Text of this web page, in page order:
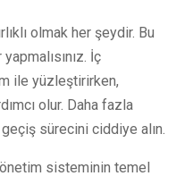
olmak her şeydir. Bu
İç
ile yüzleştirirken,
olur. Daha fazla
sürecini ciddiye alın.
sisteminin temel